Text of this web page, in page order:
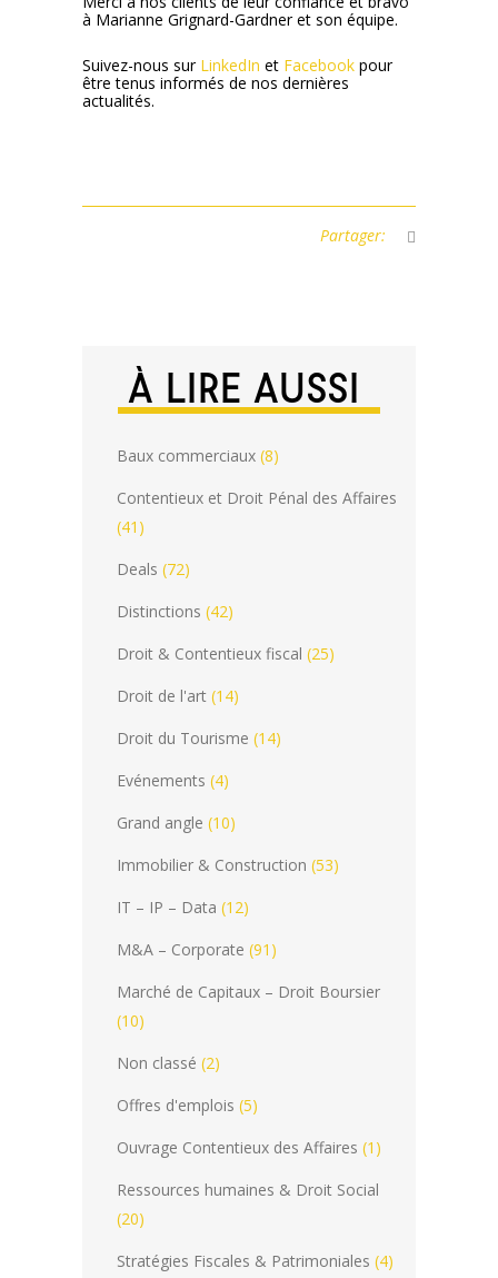
à Marianne Grignard-Gardner et son équipe.
Suivez-nous sur LinkedIn et Facebook pour
être tenus informés de nos dernières
actualités.
Partager:
À LIRE AUSSI
Baux commerciaux (8)
Contentieux et Droit Pénal des Affaires
(41)
Deals (72)
Distinctions (42)
Droit & Contentieux fiscal (25)
Droit de l'art (14)
Droit du Tourisme (14)
Evénements (4)
Grand angle (10)
Immobilier & Construction (53)
IT – IP – Data (12)
M&A – Corporate (91)
Marché de Capitaux – Droit Boursier
(10)
Non classé (2)
Offres d'emplois (5)
Ouvrage Contentieux des Affaires (1)
Ressources humaines & Droit Social
(20)
Stratégies Fiscales & Patrimoniales (4)